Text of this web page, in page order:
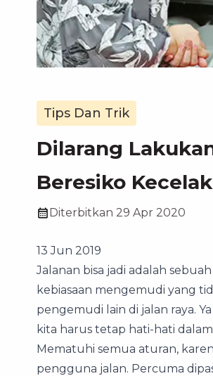
Tips Dan Trik
Dilarang
Beresiko
Diterbitkan 29 Apr 2020
13 Jun 2019
Jalanan bisa jadi adalah
kebiasaan mengemudi yang
pengemudi lain di jalan raya.
kita harus tetap hati-hati
Mematuhi semua aturan,
pengguna jalan. Percuma